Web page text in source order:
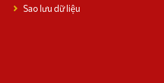
Sao lưu dữ liệu